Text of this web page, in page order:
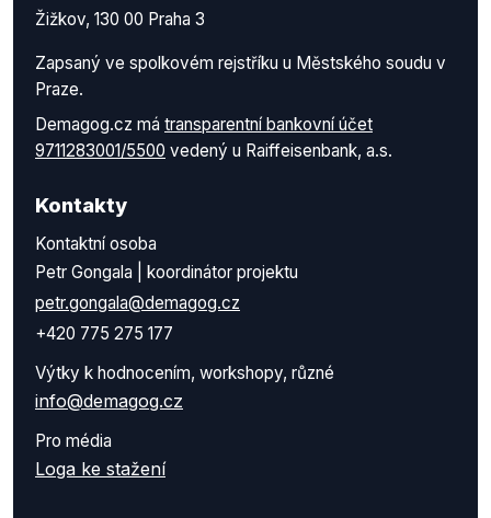
Žižkov, 130 00 Praha 3
Zapsaný ve spolkovém rejstříku u Městského soudu v
Praze.
Demagog.cz má transparentní bankovní účet
9711283001/5500 vedený u Raiffeisenbank, a.s.
Kontakty
Kontaktní osoba
Petr Gongala | koordinátor projektu
petr.gongala@demagog.cz
+420 775 275 177
Výtky k hodnocením, workshopy, různé
info@demagog.cz
Pro média
Loga ke stažení